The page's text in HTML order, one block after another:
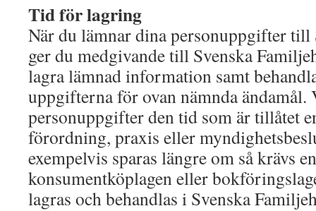
Tid för lagring
När du lämnar dina personuppgifter till
ger du medgivande till Svenska
lagra lämnad information samt
uppgifterna för ovan nämnda ändamål.
personuppgifter den tid som är tillåtet
förordning, praxis eller
exempelvis sparas längre om så krävs
konsumentköplagen eller
lagras och behandlas i Svenska